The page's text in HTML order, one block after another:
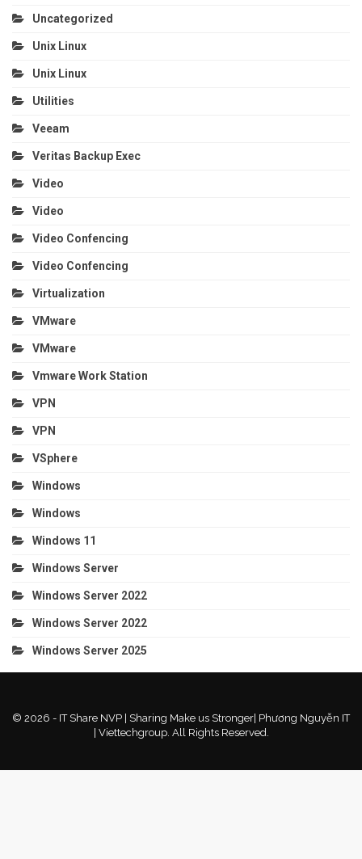
Uncategorized
Unix Linux
Unix Linux
Utilities
Veeam
Veritas Backup Exec
Video
Video
Video Confencing
Video Confencing
Virtualization
VMware
VMware
Vmware Work Station
VPN
VPN
VSphere
Windows
Windows
Windows 11
Windows Server
Windows Server 2022
Windows Server 2022
Windows Server 2025
© 2026 - IT Share NVP | Sharing Make us Stronger| Phương Nguyễn IT
| Viettechgroup. All Rights Reserved.